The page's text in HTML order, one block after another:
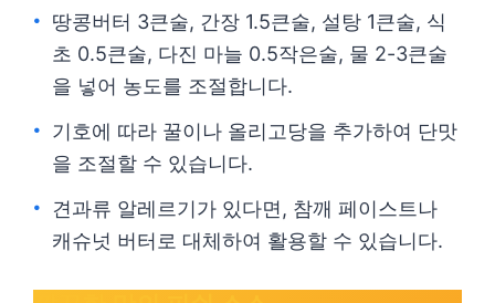
땅콩버터 3큰술, 간장 1.5큰술, 설탕 1큰술, 식
초 0.5큰술, 다진 마늘 0.5작은술, 물 2-3큰술
을 넣어 농도를 조절합니다.
기호에 따라 꿀이나 올리고당을 추가하여 단맛
을 조절할 수 있습니다.
견과류 알레르기가 있다면, 참깨 페이스트나
캐슈넛 버터로 대체하여 활용할 수 있습니다.